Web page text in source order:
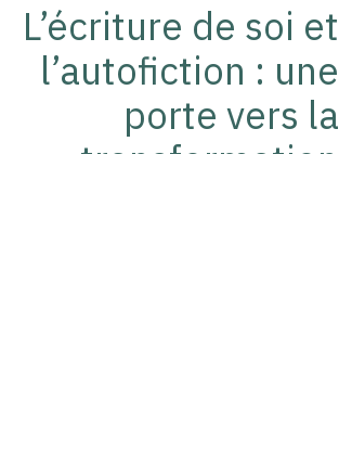
L’écriture de soi et
l’autofiction : une
porte vers la
transformation